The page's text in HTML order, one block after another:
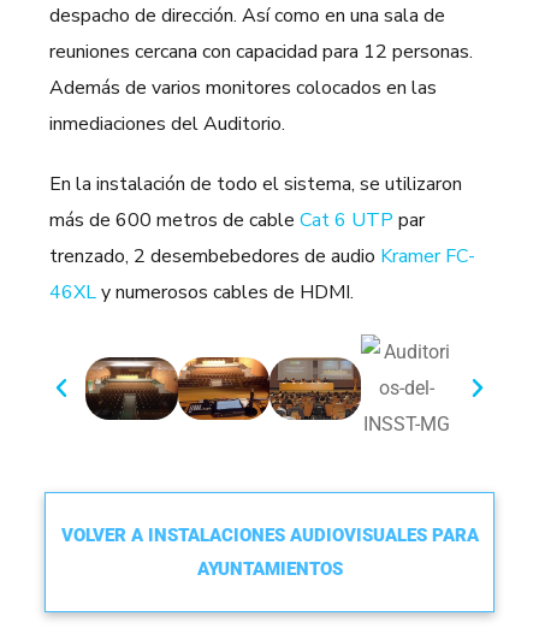
despacho de dirección. Así como en una sala de
reuniones cercana con capacidad para 12 personas.
Además de varios monitores colocados en las
inmediaciones del Auditorio.
En la instalación de todo el sistema, se utilizaron
más de 600 metros de cable Cat 6 UTP par
trenzado, 2 desembebedores de audio Kramer FC-
46XL y numerosos cables de HDMI.
VOLVER A INSTALACIONES AUDIOVISUALES PARA
AYUNTAMIENTOS